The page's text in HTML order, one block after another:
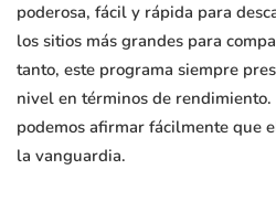
poderosa, fácil y rápida para
los sitios más grandes para
tanto, este programa siempre
nivel en términos de
podemos afirmar fácilmente que
la vanguardia.